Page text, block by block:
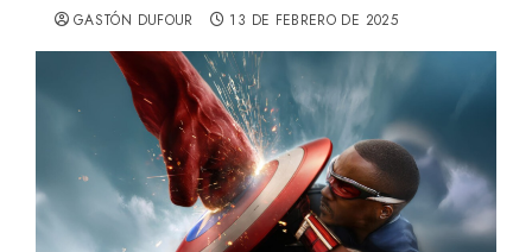
GASTÓN DUFOUR 13 DE FEBRERO DE 2025